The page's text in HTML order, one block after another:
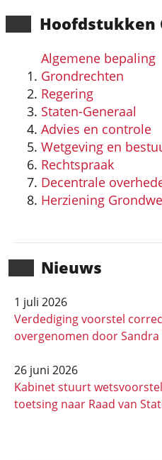
Hoofd­stukken
Algemene bepaling
Grondrechten
Regering
Staten-Generaal
Advies en controle
Wetgeving en
Rechtspraak
Decentrale
Herziening
Nieuws
1 juli 2026
Verdediging voorstel
overgenomen door Sandra
26 juni 2026
Kabinet stuurt
toetsing naar Raad van